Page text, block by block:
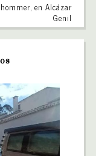
en Alcázar
Genil